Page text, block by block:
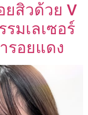
ยสิวด้วย V
มเลเซอร์
รอยแดง